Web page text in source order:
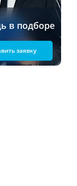
в подборе
заявку